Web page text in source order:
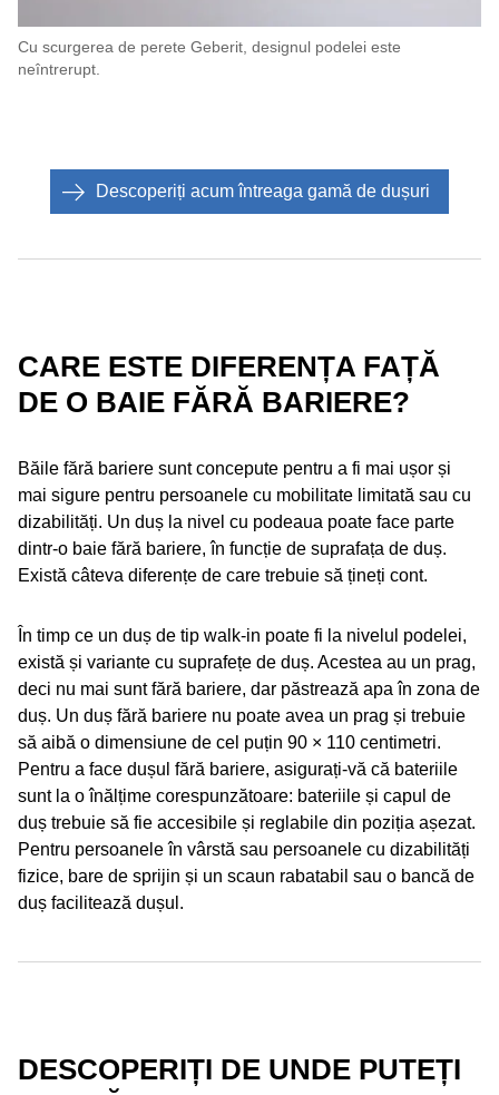
Cu scurgerea de perete Geberit, designul podelei este
neîntrerupt.
Descoperiți acum întreaga gamă de dușuri
CARE ESTE DIFERENȚA FAȚĂ
DE O BAIE FĂRĂ BARIERE?
Băile fără bariere sunt concepute pentru a fi mai ușor și
mai sigure pentru persoanele cu mobilitate limitată sau cu
dizabilități. Un duș la nivel cu podeaua poate face parte
dintr-o baie fără bariere, în funcție de suprafața de duș.
Există câteva diferențe de care trebuie să țineți cont.
În timp ce un duș de tip walk-in poate fi la nivelul podelei,
există și variante cu suprafețe de duș. Acestea au un prag,
deci nu mai sunt fără bariere, dar păstrează apa în zona de
duș. Un duș fără bariere nu poate avea un prag și trebuie
să aibă o dimensiune de cel puțin 90 × 110 centimetri.
Pentru a face dușul fără bariere, asigurați-vă că bateriile
sunt la o înălțime corespunzătoare: bateriile și capul de
duș trebuie să fie accesibile și reglabile din poziția așezat.
Pentru persoanele în vârstă sau persoanele cu dizabilități
fizice, bare de sprijin și un scaun rabatabil sau o bancă de
duș facilitează dușul.
DESCOPERIȚI DE UNDE PUTEȚI